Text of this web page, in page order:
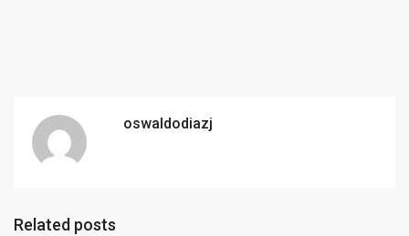
oswaldodiazj
Related posts